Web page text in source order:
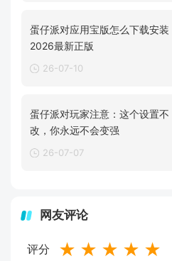
蛋仔派对应用宝版怎么下载安装
2026最新正版
26-07-10
蛋仔派对玩家注意：这个设置不
改，你永远不会变强
26-07-07
网友评论
评分 ★ ★ ★ ★ ★